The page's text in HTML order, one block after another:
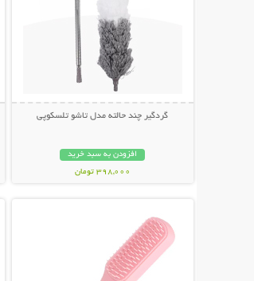
گردگیر چند حالته مدل تاشو تلسکوپی
افزودن به سبد خرید
398,000 تومان